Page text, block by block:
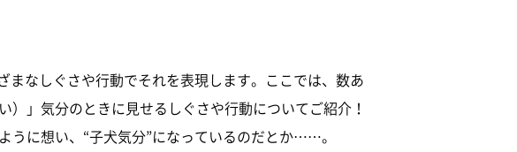
まなしぐさや行動でそれを表現します。ここでは、数あ
」気分のときに見せるしぐさや行動についてご紹介！
うに想い、“子犬気分”になっているのだとか……。